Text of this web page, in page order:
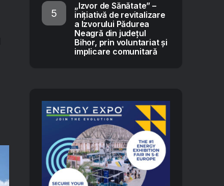
„Izvor de Sănătate” –
inițiativă de revitalizare
a Izvorului Pădurea
Neagră din județul
Bihor, prin voluntariat și
implicare comunitară